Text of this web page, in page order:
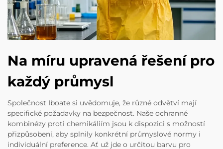
Na míru upravená řešení pro
každý průmysl
Společnost Iboate si uvědomuje, že různé odvětví mají
specifické požadavky na bezpečnost. Naše ochranné
kombinézy proti chemikáliím jsou k dispozici s možností
přizpůsobení, aby splnily konkrétní průmyslové normy i
individuální preference. Ať už jde o určitou barvu pro